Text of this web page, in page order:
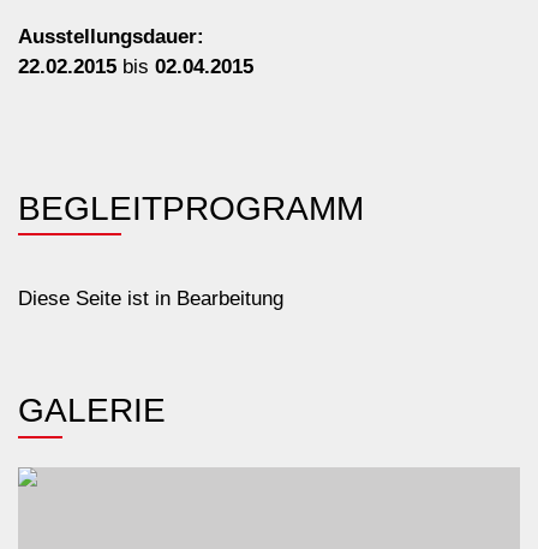
Ausstellungsdauer:
22.02.2015 bis 02.04.2015
BEGLEITPROGRAMM
Diese Seite ist in Bearbeitung
GALERIE